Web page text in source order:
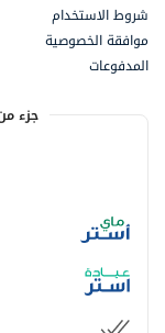
شروط الاستخدام
موافقة الخصوصية
المدفوعات
جزء